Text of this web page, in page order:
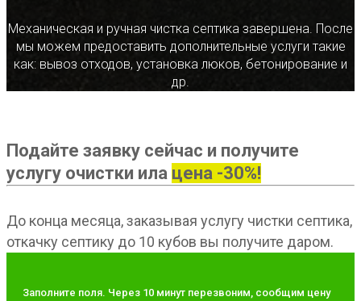
Механическая и ручная чистка септика завершена. После
мы можем предоставить дополнительные услуги такие
как: вывоз отходов, установка люков, бетонирование и
др.
Подайте заявку сейчас и получите
услугу очистки ила цена -30%!
До конца месяца, заказывая услугу чистки септика,
откачку септику до 10 кубов вы получите даром.
Заполните поля. Через 10 минут перезвоним, сообщим цену